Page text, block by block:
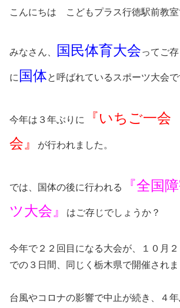
こんにちは こどもプラス行徳駅前教室
みなさん、 国民体育大会ってご
に 国体と呼ばれているスポーツ大会で
今年は３年ぶりに
『いちご一
会』
が行われました。
では、国体の後に行われる
『全国
ツ大会』
はご存じでしょうか？
今年で２２回目になる大会が、１０月
での３日間、同じく栃木県で開催されま
台風やコロナの影響で中止が続き、４